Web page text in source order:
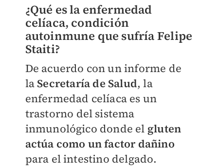
¿Qué es la enfermedad
celíaca, condición
autoinmune que sufría Felipe
Staiti?
De acuerdo con un informe de
la Secretaría de Salud, la
enfermedad celíaca es un
trastorno del sistema
inmunológico donde el gluten
actúa como un factor dañino
para el intestino delgado.